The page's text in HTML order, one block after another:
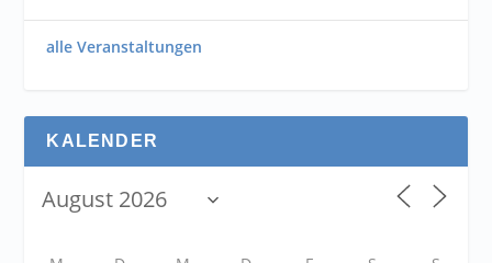
alle Veranstaltungen
KALENDER